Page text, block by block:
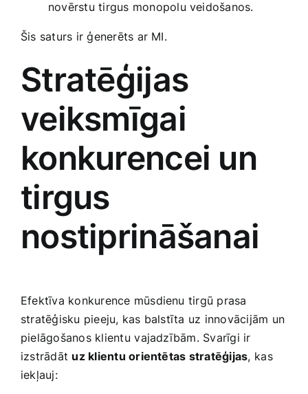
novērstu tirgus monopolu veidošanos.
Šis saturs ir ģenerēts ar‌ MI.
Stratēģijas
veiksmīgai⁣
konkurencei un
tirgus
nostiprināšanai
Efektīva konkurence mūsdienu tirgū ​prasa
stratēģisku pieeju, ​kas balstīta uz innovācijām un
pielāgošanos klientu⁤ vajadzībām. Svarīgi ​ir
izstrādāt uz klientu orientētas ​stratēģijas, ⁤kas⁣
iekļauj:⁣